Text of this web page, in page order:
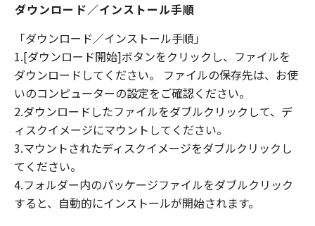
ダウンロード／インストール手順
「ダウンロード／インストール手順」
1.[ダウンロード開始]ボタンをクリックし、ファイルを
ダウンロードしてください。 ファイルの保存先は、お使
いのコンピューターの設定をご確認ください。
2.ダウンロードしたファイルをダブルクリックして、デ
ィスクイメージにマウントしてください。
3.マウントされたディスクイメージをダブルクリックし
てください。
4.フォルダー内のパッケージファイルをダブルクリック
すると、自動的にインストールが開始されます。